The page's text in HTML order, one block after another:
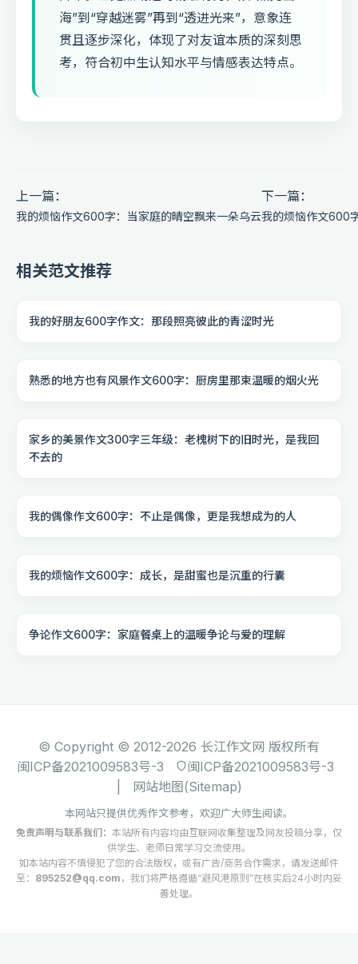
海”到“穿越迷雾”再到“透进光来”，意象连
贯且逐步深化，体现了对友谊本质的深刻思
考，符合初中生认知水平与情感表达特点。
上一篇：
我的烦恼作文600字：当家庭的晴空飘来一朵乌云
下一篇：
我的烦恼作文600
相关范文推荐
我的好朋友600字作文：那段照亮彼此的青涩时光
熟悉的地方也有风景作文600字：厨房里那束温暖的烟火光
家乡的美景作文300字三年级：老槐树下的旧时光，是我回
不去的
我的偶像作文600字：不止是偶像，更是我想成为的人
我的烦恼作文600字：成长，是甜蜜也是沉重的行囊
争论作文600字：家庭餐桌上的温暖争论与爱的理解
© Copyright © 2012-2026 长江作文网 版权所有
闽ICP备2021009583号-3
闽ICP备2021009583号-3
网站地图(Sitemap)
本网站只提供优秀作文参考，欢迎广大师生阅读。
免责声明与联系我们： 本站所有内容均由互联网收集整理及网友投稿分享，仅
供学生、老师日常学习交流使用。
如本站内容不慎侵犯了您的合法版权，或有广告/商务合作需求，请发送邮件
至： 895252@qq.com ，我们将严格遵循“避风港原则”在核实后24小时内妥
善处理。